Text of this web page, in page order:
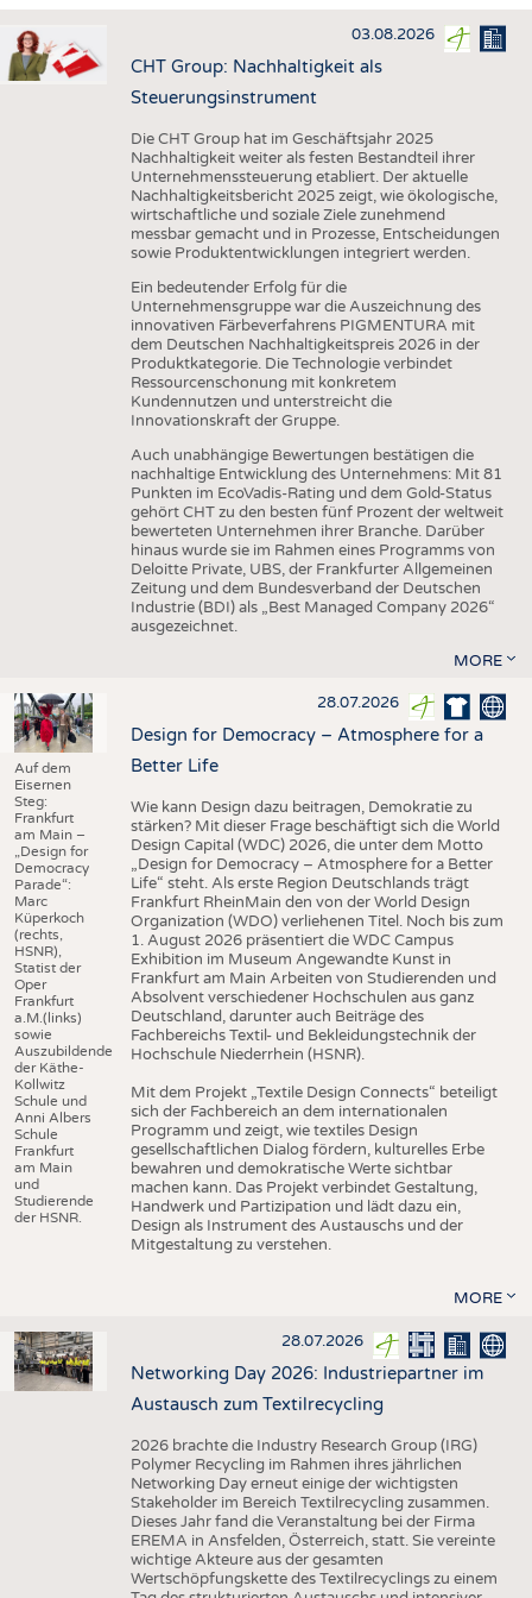
HAUS- UND HEIMTEXTILIEN
BEKLEIDUNG
AUSSCHREIBUNGEN
DTV AUSSCHREIBUNGSDIENST
STATISTICS
ADRESSEN & LINKS
PUBLIKATIONEN
BRANCHENTERMINE
03.08.2026
CHT Group: Nachhaltigkeit als
Steuerungsinstrument
Die CHT Group hat im Geschäftsjahr 2025
Nachhaltigkeit weiter als festen Bestandteil ihrer
Unternehmenssteuerung etabliert. Der aktuelle
Nachhaltigkeitsbericht 2025 zeigt, wie ökologische,
wirtschaftliche und soziale Ziele zunehmend
messbar gemacht und in Prozesse, Entscheidungen
sowie Produktentwicklungen integriert werden.
Ein bedeutender Erfolg für die
Unternehmensgruppe war die Auszeichnung des
innovativen Färbeverfahrens PIGMENTURA mit
dem Deutschen Nachhaltigkeitspreis 2026 in der
Produktkategorie. Die Technologie verbindet
Ressourcenschonung mit konkretem
Kundennutzen und unterstreicht die
Innovationskraft der Gruppe.
Auch unabhängige Bewertungen bestätigen die
nachhaltige Entwicklung des Unternehmens: Mit 81
Punkten im EcoVadis-Rating und dem Gold-Status
gehört CHT zu den besten fünf Prozent der weltweit
bewerteten Unternehmen ihrer Branche. Darüber
hinaus wurde sie im Rahmen eines Programms von
Deloitte Private, UBS, der Frankfurter Allgemeinen
Zeitung und dem Bundesverband der Deutschen
Industrie (BDI) als „Best Managed Company 2026“
ausgezeichnet.
MORE
Auf dem
Eisernen
Steg:
Frankfurt
am Main –
„Design for
Democracy
Parade“:
Marc
Küperkoch
(rechts,
HSNR),
Statist der
Oper
Frankfurt
a.M.(links)
sowie
Auszubildende
der Käthe-
Kollwitz
Schule und
Anni Albers
Schule
Frankfurt
am Main
und
Studierende
der HSNR.
28.07.2026
Design for Democracy – Atmosphere for a
Better Life
Wie kann Design dazu beitragen, Demokratie zu
stärken? Mit dieser Frage beschäftigt sich die World
Design Capital (WDC) 2026, die unter dem Motto
„Design for Democracy – Atmosphere for a Better
Life“ steht. Als erste Region Deutschlands trägt
Frankfurt RheinMain den von der World Design
Organization (WDO) verliehenen Titel. Noch bis zum
1. August 2026 präsentiert die WDC Campus
Exhibition im Museum Angewandte Kunst in
Frankfurt am Main Arbeiten von Studierenden und
Absolvent verschiedener Hochschulen aus ganz
Deutschland, darunter auch Beiträge des
Fachbereichs Textil- und Bekleidungstechnik der
Hochschule Niederrhein (HSNR).
Mit dem Projekt „Textile Design Connects“ beteiligt
sich der Fachbereich an dem internationalen
Programm und zeigt, wie textiles Design
gesellschaftlichen Dialog fördern, kulturelles Erbe
bewahren und demokratische Werte sichtbar
machen kann. Das Projekt verbindet Gestaltung,
Handwerk und Partizipation und lädt dazu ein,
Design als Instrument des Austauschs und der
Mitgestaltung zu verstehen.
MORE
28.07.2026
Networking Day 2026: Industriepartner im
Austausch zum Textilrecycling
2026 brachte die Industry Research Group (IRG)
Polymer Recycling im Rahmen ihres jährlichen
Networking Day erneut einige der wichtigsten
Stakeholder im Bereich Textilrecycling zusammen.
Dieses Jahr fand die Veranstaltung bei der Firma
EREMA in Ansfelden, Österreich, statt. Sie vereinte
wichtige Akteure aus der gesamten
Wertschöpfungskette des Textilrecyclings zu einem